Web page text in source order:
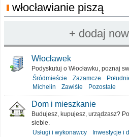
włocławianie piszą
Włocławek
Podyskutuj o Włocławku, poznaj
Śródmieście
Zazamcze
Michelin
Zawiśle Pozostałe
Dom i mieszkanie
Budujesz, kupujesz, urządzasz?
siebie.
Usługi i wykonawcy
Inwestycje i